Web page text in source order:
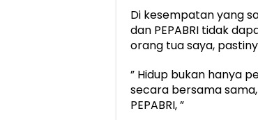
Di kesempatan yang
dan PEPABRI tidak
orang tua saya,
” Hidup bukan hanya
secara bersama
PEPABRI, ”